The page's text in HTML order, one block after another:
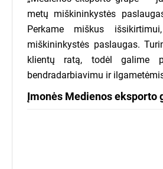
metų miškininkystės
Perkame miškus
miškininkystės paslaugas.
klientų ratą, todėl galime
bendradarbiavimu ir
Įmonės Medienos eksporto
įmonių visoje
Įmonės, kurioms
aktualus,
kainas, o visą
kainų
el. paštu, bei
7 dienas įmonės varžysis dėl